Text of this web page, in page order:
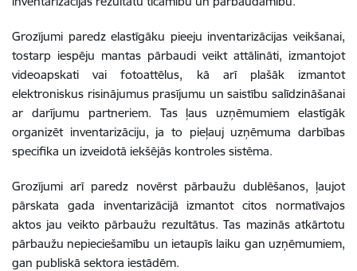
Grozījumi paredz elastīgāku pieeju inventarizācijas veikšanai,
tostarp iespēju mantas pārbaudi veikt attālināti, izmantojot
videoapskati vai fotoattēlus, kā arī plašāk izmantot
elektroniskus risinājumus prasījumu un saistību salīdzināšanai
ar darījumu partneriem. Tas ļaus uzņēmumiem elastīgāk
organizēt inventarizāciju, ja to pieļauj uzņēmuma darbības
specifika un izveidotā iekšējās kontroles sistēma.
Grozījumi arī paredz novērst pārbaužu dublēšanos, ļaujot
pārskata gada inventarizācijā izmantot citos normatīvajos
aktos jau veikto pārbaužu rezultātus. Tas mazinās atkārtotu
pārbaužu nepieciešamību un ietaupīs laiku gan uzņēmumiem,
gan publiskā sektora iestādēm.